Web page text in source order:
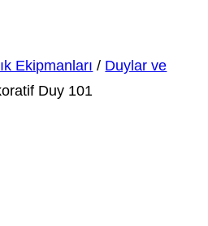
Ekipmanları / Duylar ve
Duy 101